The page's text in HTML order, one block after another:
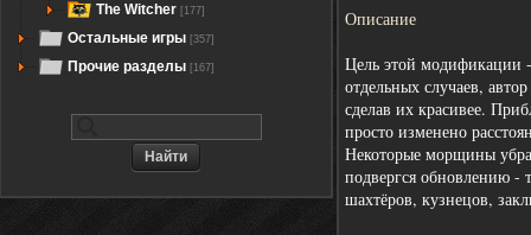
The Witcher [177]
Остальные игры [357]
Прочие разделы [167]
Описание
Цель этой модификации
отдельных случаев,
сделав их красивее.
просто изменено
Некоторые морщины
подвергся обновлению -
шахтёров, кузнецов,